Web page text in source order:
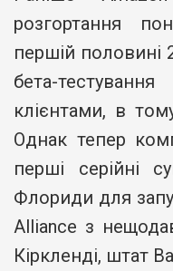
розгортання
першій половині
бета-
клієнтами, в
Однак тепер
перші серійні
Флориди для
Alliance з
Кіркленді, штат